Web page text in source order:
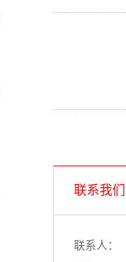
联系我们
联系人：